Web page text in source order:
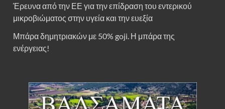
Έρευνα από την ΕΕ για την επίδραση του εντερικού
μικροβιώματος στην υγεία και την ευεξία
Μπάρα δημητριακών με 50% goji. Η μπάρα της
ενέργειας!